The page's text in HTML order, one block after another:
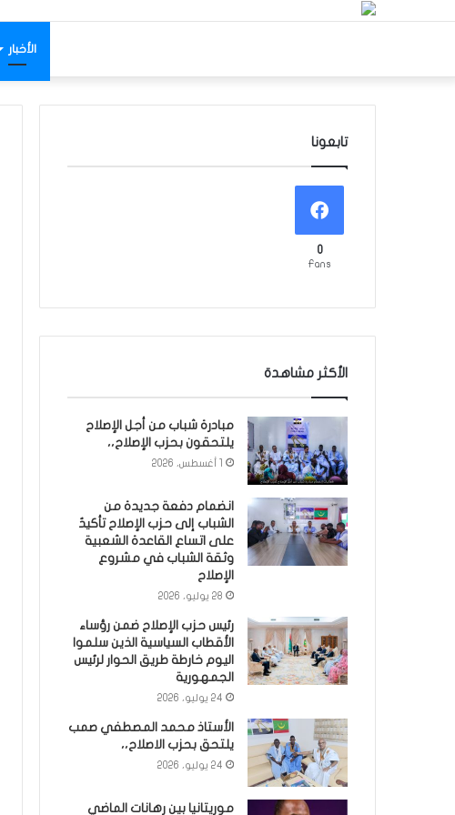
الأخبار
تابعونا
0
Fans
الأكثر مشاهدة
مبادرة شباب من أجل الإصلاح
يلتحقون بحزب الإصلاح،،
انضمام دفعة جديدة من
الشباب إلى حزب الإصلاح تأكيدٌ
على اتساع القاعدة الشعبية
وثقة الشباب في مشروع
الإصلاح
28 يوليو، 2026
رئيس حزب الإصلاح ضمن رؤساء
الأقطاب السياسية الذين سلموا
اليوم خارطة طريق الحوار لرئيس
الجمهورية
24 يوليو، 2026
الأستاذ محمد المصطفي صمب
يلتحق بحزب الاصلاح،،
24 يوليو، 2026
موريتانيا بين رهانات الماضي